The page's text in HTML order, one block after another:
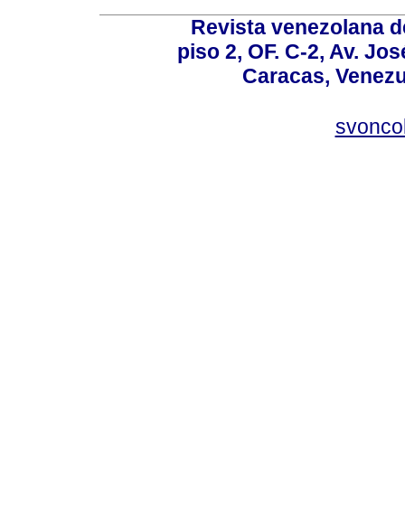
Revista venezolana
piso 2, OF. C-2, Av.
Caracas,